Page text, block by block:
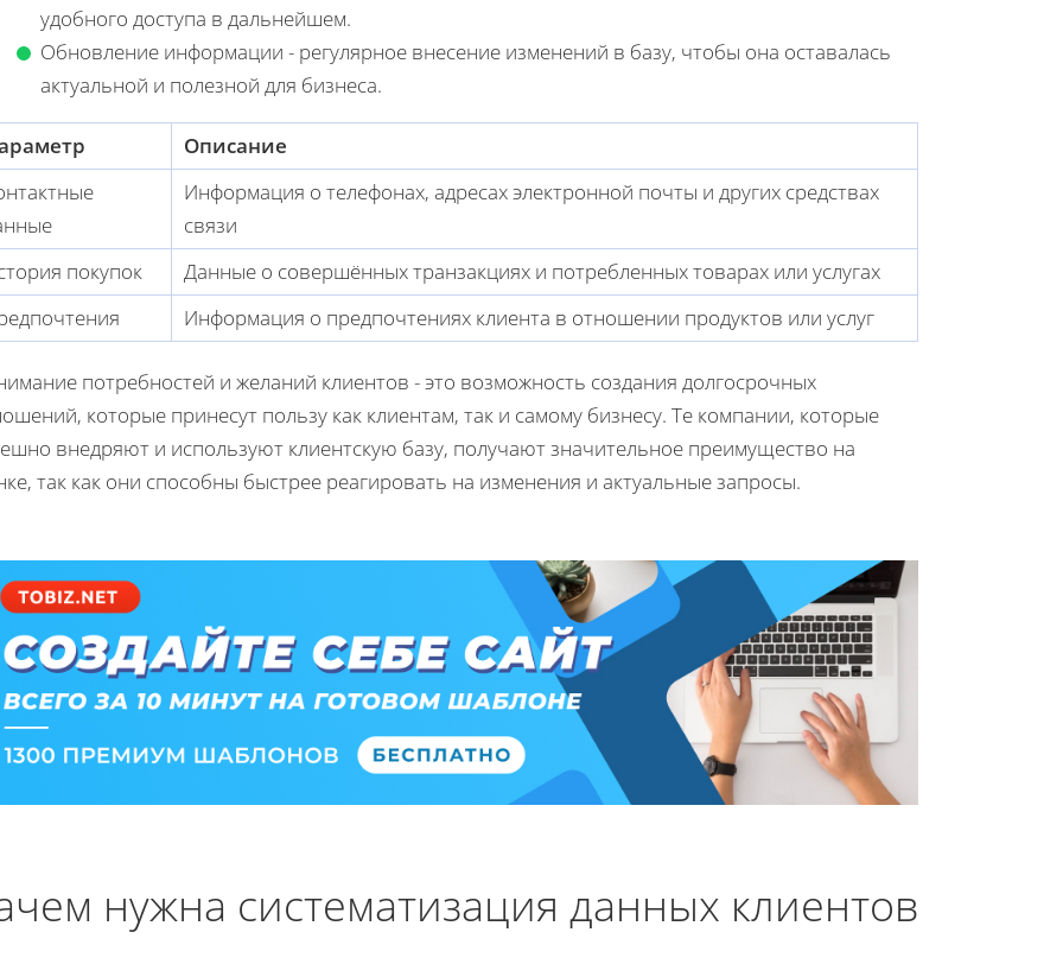
удобного доступа в дальнейшем.
Обновление информации - регулярное внесение изменений в базу, чтобы она оставалась
актуальной и полезной для бизнеса.
Описание
Информация о телефонах, адресах электронной почты и других средствах
связи
покупок
Данные о совершённых транзакциях и потребленных товарах или услугах
Информация о предпочтениях клиента в отношении продуктов или услуг
потребностей и желаний клиентов - это возможность создания долгосрочных
которые принесут пользу как клиентам, так и самому бизнесу. Те компании, которые
внедряют и используют клиентскую базу, получают значительное преимущество на
так как они способны быстрее реагировать на изменения и актуальные запросы.
нужна систематизация данных клиентов